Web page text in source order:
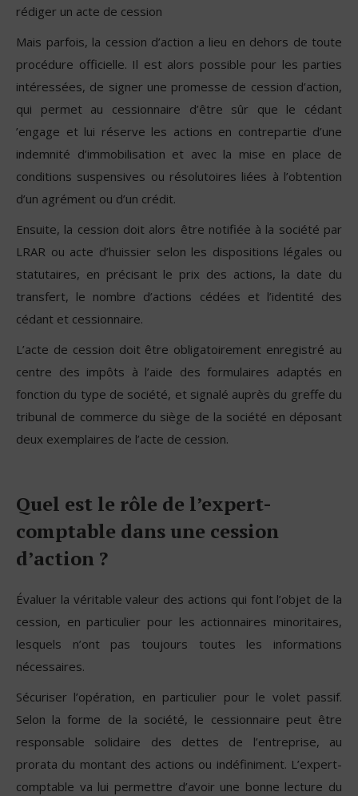
rédiger un acte de cession
Mais parfois, la cession d’action a lieu en dehors de toute
procédure officielle. Il est alors possible pour les parties
intéressées, de signer une promesse de cession d’action,
qui permet au cessionnaire d’être sûr que le cédant
’engage et lui réserve les actions en contrepartie d’une
indemnité d’immobilisation et avec la mise en place de
conditions suspensives ou résolutoires liées à l’obtention
d’un agrément ou d’un crédit.
Ensuite, la cession doit alors être notifiée à la société par
LRAR ou acte d’huissier selon les dispositions légales ou
statutaires, en précisant le prix des actions, la date du
transfert, le nombre d’actions cédées et l’identité des
cédant et cessionnaire.
L’acte de cession doit être obligatoirement enregistré au
centre des impôts à l’aide des formulaires adaptés en
fonction du type de société, et signalé auprès du greffe du
tribunal de commerce du siège de la société en déposant
deux exemplaires de l’acte de cession.
Quel est le rôle de l’expert-
comptable dans une cession
d’action ?
Évaluer la véritable valeur des actions qui font l’objet de la
cession, en particulier pour les actionnaires minoritaires,
lesquels n’ont pas toujours toutes les informations
nécessaires.
Sécuriser l’opération, en particulier pour le volet passif.
Selon la forme de la société, le cessionnaire peut être
responsable solidaire des dettes de l’entreprise, au
prorata du montant des actions ou indéfiniment. L’expert-
comptable va lui permettre d’avoir une bonne lecture du